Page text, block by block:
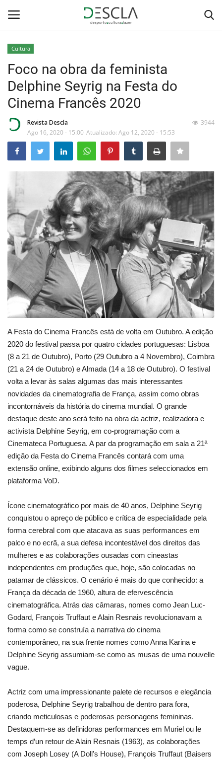
Home
Desporto
Sobre Nós
Educação
Estatuto Editorial
Saúde
Ficha técnica
Cultura
Lazer
Ambiente
Cultura
Foco na obra da feminista
Delphine Seyrig na Festa do
Cinema Francês 2020
Revista Descla
Ago 16, 2020 - 15:00 Atualizado: Ago 12, 2020 - 15:53
3944
A Festa do Cinema Francês está de volta em Outubro. A edição
2020 do festival passa por quatro cidades portuguesas: Lisboa
(8 a 21 de Outubro), Porto (29 Outubro a 4 Novembro), Coimbra
(21 a 24 de Outubro) e Almada (14 a 18 de Outubro). O festival
volta a levar às salas algumas das mais interessantes
novidades da cinematografia de França, assim como obras
incontornáveis da história do cinema mundial. O grande
destaque deste ano será feito na obra da actriz, realizadora e
activista Delphine Seyrig, em co-programação com a
Cinemateca Portuguesa. A par da programação em sala a 21ª
edição da Festa do Cinema Francês contará com uma
extensão online, exibindo alguns dos filmes seleccionados em
plataforma VoD.
Ícone cinematográfico por mais de 40 anos, Delphine Seyrig
conquistou o apreço de público e crítica de especialidade pela
forma cerebral com que atacava as suas performances em
palco e no ecrã, a sua defesa incontestável dos direitos das
mulheres e as colaborações ousadas com cineastas
independentes em produções que, hoje, são colocadas no
patamar de clássicos. O cenário é mais do que conhecido: a
França da década de 1960, altura de efervescência
cinematográfica. Atrás das câmaras, nomes como Jean Luc-
Godard, François Truffaut e Alain Resnais revolucionavam a
forma como se construía a narrativa do cinema
contemporâneo, na sua frente nomes como Anna Karina e
Delphine Seyrig assumiam-se como as musas de uma nouvelle
vague.
Actriz com uma impressionante palete de recursos e elegância
poderosa, Delphine Seyrig trabalhou de dentro para fora,
criando meticulosas e poderosas personagens femininas.
Destaquem-se as definidoras performances em Muriel ou le
temps d’un retour de Alain Resnais (1963), as colaborações
com Joseph Losey (A Doll’s House), François Truffaut (Baisers